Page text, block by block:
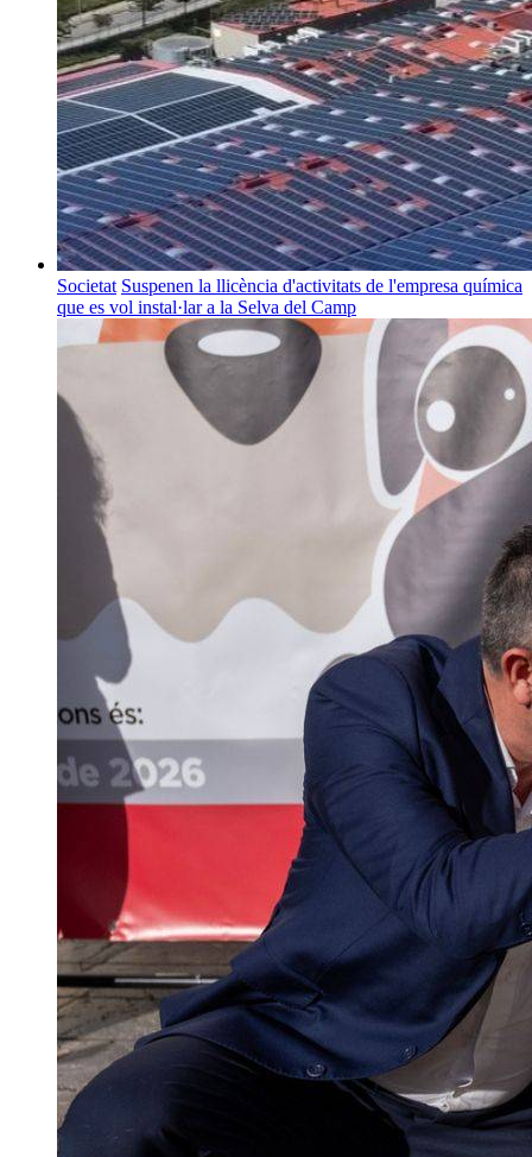
Societat Suspenen la llicència d'activitats de l'empresa química
que es vol instal·lar a la Selva del Camp